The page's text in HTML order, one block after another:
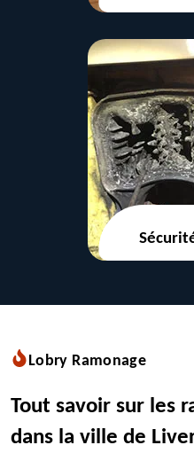
Lobry Ramonage
Tout savoir sur les
dans la ville de